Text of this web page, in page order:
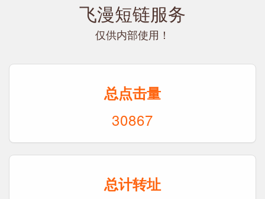
飞漫短链服务
仅供内部使用！
总点击量
30867
总计转址